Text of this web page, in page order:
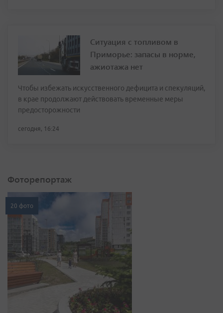
Ситуация с топливом в
Приморье: запасы в норме,
ажиотажа нет
Чтобы избежать искусственного дефицита и спекуляций,
в крае продолжают действовать временные меры
предосторожности
сегодня, 16:24
Фоторепортаж
20 фото